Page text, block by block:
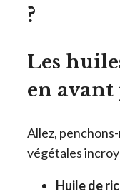
?
Les
en
Allez,
végétales
Huile de